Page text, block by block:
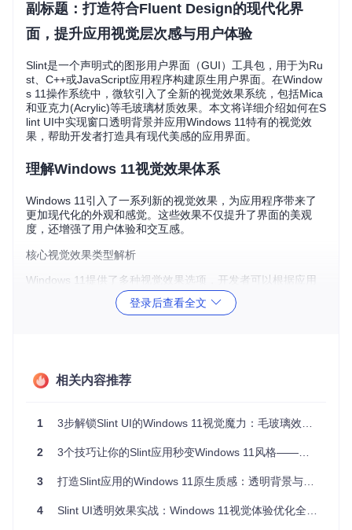
副标题：打造符合Fluent Design的现代化界
面，提升应用视觉层次感与用户体验
Slint是一个声明式的图形用户界面（GUI）工具包，用于为Ru
st、C++或JavaScript应用程序构建原生用户界面。在Window
s 11操作系统中，微软引入了全新的视觉效果系统，包括Mica
和亚克力(Acrylic)等毛玻璃材质效果。本文将详细介绍如何在S
lint UI中实现窗口透明背景并应用Windows 11特有的视觉效
果，帮助开发者打造具有现代美感的应用界面。
理解Windows 11视觉效果体系
Windows 11引入了一系列新的视觉效果，为应用程序带来了
更加现代化的外观和感觉。这些效果不仅提升了界面的美观
度，还增强了用户体验和交互感。
核心视觉效果类型解析
Windows 11提供了多种视觉效果选项，开发者可以根据应用
场景选择最适合的效果：
亚克力效果(3)：高度透明的模糊效果，比Mica更明显的视
标签页效果(4)
：专为多标签界面设计的视觉效果
用的主窗口；亚克力效果虽然视觉效果突出，但消耗更多系统
登录后查看全文
相关内容推荐
1 3步解锁Slint UI的Windows 11视觉魔力：毛玻璃效果与透明窗口实现指南
2 3个技巧让你的Slint应用秒变Windows 11风格——毛玻璃效果实现指南
3 打造Slint应用的Windows 11原生质感：透明背景与毛玻璃效果实战指南
4 Slint UI透明效果实战：Windows 11视觉体验优化全方案